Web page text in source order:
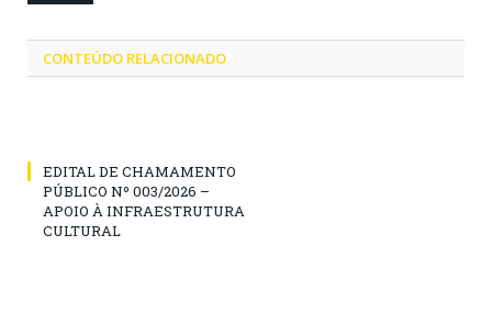
CONTEÚDO RELACIONADO
EDITAL DE CHAMAMENTO
PÚBLICO Nº 003/2026 –
APOIO À INFRAESTRUTURA
CULTURAL